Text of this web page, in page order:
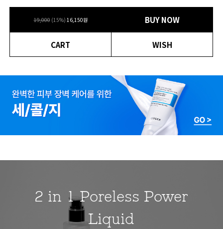
19,000 (15%) 16,150원 BUY NOW
CART WISH
2 in 1 Poreless Power
Liquid